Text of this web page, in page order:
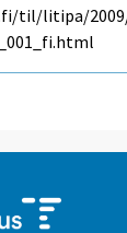
til/litipa/2009/